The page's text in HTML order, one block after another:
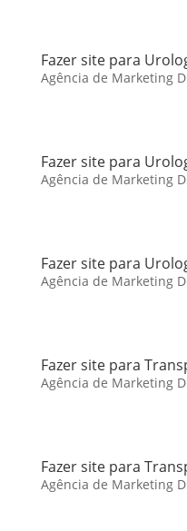
Fazer site para
Agência de Marketing
Fazer site para
Agência de Marketing
Fazer site para
Agência de Marketing
Fazer site para
Agência de Marketing
Fazer site para
Agência de Marketing